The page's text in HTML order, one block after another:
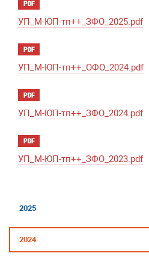
PDF
УП_М-ЮП-тп++_ЗФО_2025.pdf
PDF
УП_М-ЮП-тп++_ОФО_2024.pdf
PDF
УП_М-ЮП-тп++_ЗФО_2024.pdf
PDF
УП_М-ЮП-тп++_ЗФО_2023.pdf
2025
2024